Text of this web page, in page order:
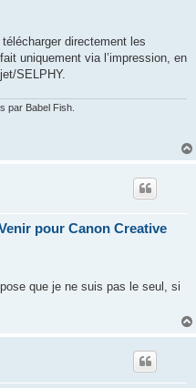
directement les
uniquement via l’impression, en
SELPHY.
par Babel Fish.
pour Canon Creative
que je ne suis pas le seul, si